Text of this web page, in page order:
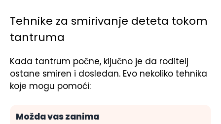
Tehnike za smirivanje deteta tokom
tantruma
Kada tantrum počne, ključno je da roditelj
ostane smiren i dosledan. Evo nekoliko tehnika
koje mogu pomoći:
Možda vas zanima